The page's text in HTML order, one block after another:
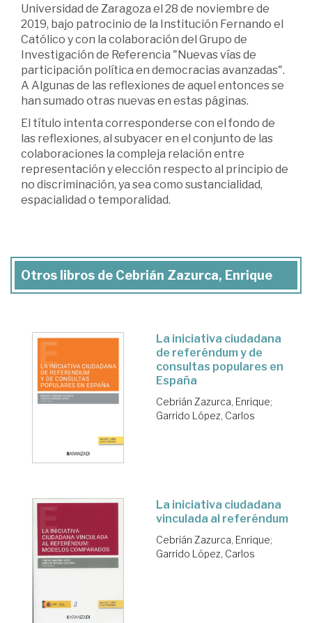
Universidad de Zaragoza el 28 de noviembre de
2019, bajo patrocinio de la Institución Fernando el
Católico y con la colaboración del Grupo de
Investigación de Referencia "Nuevas vías de
participación política en democracias avanzadas".
A Algunas de las reflexiones de aquel entonces se
han sumado otras nuevas en estas páginas.
El título intenta corresponderse con el fondo de
las reflexiones, al subyacer en el conjunto de las
colaboraciones la compleja relación entre
representación y elección respecto al principio de
no discriminación, ya sea como sustancialidad,
espacialidad o temporalidad.
Otros libros de Cebrián Zazurca, Enrique
La iniciativa ciudadana
de referéndum y de
consultas populares en
España
Cebrián Zazurca, Enrique;
Garrido López, Carlos
La iniciativa ciudadana
vinculada al referéndum
Cebrián Zazurca, Enrique;
Garrido López, Carlos